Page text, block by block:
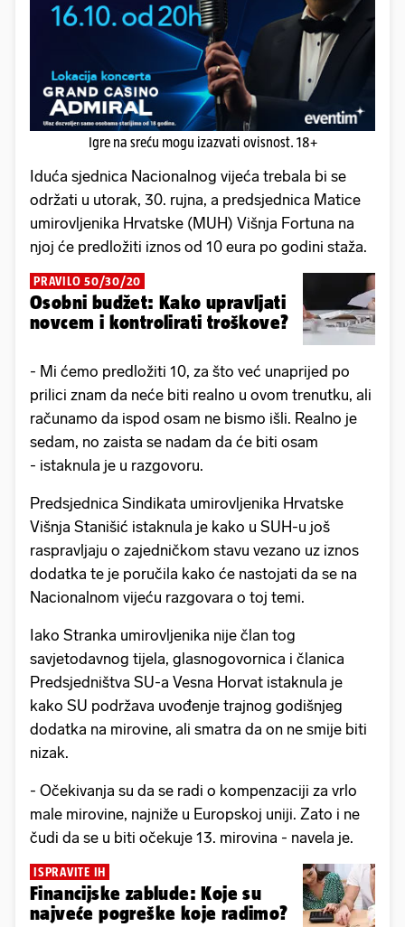
Igre na sreću mogu izazvati ovisnost. 18+
Iduća sjednica Nacionalnog vijeća trebala bi se
održati u utorak, 30. rujna, a predsjednica Matice
umirovljenika Hrvatske (MUH) Višnja Fortuna na
njoj će predložiti iznos od 10 eura po godini staža.
PRAVILO 50/30/20
Osobni budžet: Kako upravljati
novcem i kontrolirati troškove?
- Mi ćemo predložiti 10, za što već unaprijed po
prilici znam da neće biti realno u ovom trenutku, ali
računamo da ispod osam ne bismo išli. Realno je
sedam, no zaista se nadam da će biti osam
- istaknula je u razgovoru.
Predsjednica Sindikata umirovljenika Hrvatske
Višnja Stanišić istaknula je kako u SUH-u još
raspravljaju o zajedničkom stavu vezano uz iznos
dodatka te je poručila kako će nastojati da se na
Nacionalnom vijeću razgovara o toj temi.
Iako Stranka umirovljenika nije član tog
savjetodavnog tijela, glasnogovornica i članica
Predsjedništva SU-a Vesna Horvat istaknula je
kako SU podržava uvođenje trajnog godišnjeg
dodatka na mirovine, ali smatra da on ne smije biti
nizak.
- Očekivanja su da se radi o kompenzaciji za vrlo
male mirovine, najniže u Europskoj uniji. Zato i ne
čudi da se u biti očekuje 13. mirovina - navela je.
ISPRAVITE IH
Financijske zablude: Koje su
najveće pogreške koje radimo?